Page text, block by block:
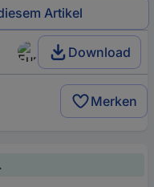
Artikel
Download
Merken